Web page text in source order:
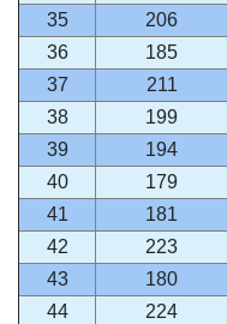
35
206
36
185
37
211
38
199
39
194
40
179
41
181
42
223
43
180
44
224